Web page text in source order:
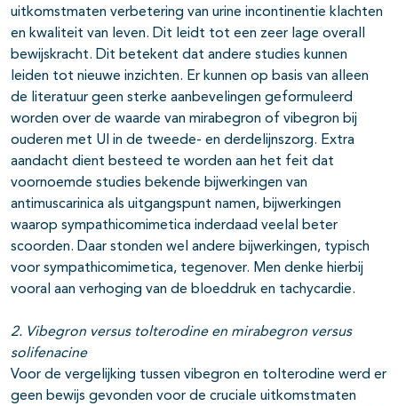
uitkomstmaten verbetering van urine incontinentie klachten
en kwaliteit van leven. Dit leidt tot een zeer lage overall
bewijskracht. Dit betekent dat andere studies kunnen
leiden tot nieuwe inzichten. Er kunnen op basis van alleen
de literatuur geen sterke aanbevelingen geformuleerd
worden over de waarde van mirabegron of vibegron bij
ouderen met UI in de tweede- en derdelijnszorg. Extra
aandacht dient besteed te worden aan het feit dat
voornoemde studies bekende bijwerkingen van
antimuscarinica als uitgangspunt namen, bijwerkingen
waarop sympathicomimetica inderdaad veelal beter
scoorden. Daar stonden wel andere bijwerkingen, typisch
voor sympathicomimetica, tegenover. Men denke hierbij
vooral aan verhoging van de bloeddruk en tachycardie.
2. Vibegron versus tolterodine en mirabegron versus
solifenacine
Voor de vergelijking tussen vibegron en tolterodine werd er
geen bewijs gevonden voor de cruciale uitkomstmaten